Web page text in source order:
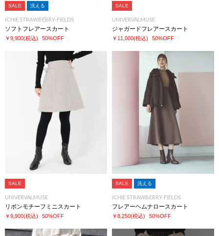
SALE 洗える
ICHIE STRAWBERRY-FIELDS
ソフトフレアースカート
￥9,900(税込) 50%OFF
SALE
UNIVERVALMUSE
ジャガードフレアースカート
￥11,000(税込) 50%OFF
SALE
UNIVERVALMUSE
リボンモチーフミニスカート
￥9,900(税込) 50%OFF
SALE 洗える
ICHIE STRAWBERRY-FIELDS
フレアーヘムナロースカート
￥8,250(税込) 50%OFF